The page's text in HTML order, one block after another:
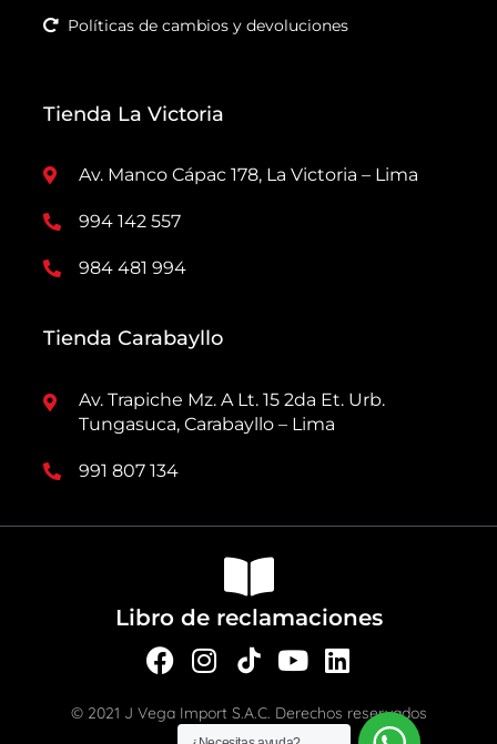
Políticas de cambios y devoluciones
Tienda La Victoria
Av. Manco Cápac 178, La Victoria – Lima
994 142 557
984 481 994
Tienda Carabayllo
Av. Trapiche Mz. A Lt. 15 2da Et. Urb.
Tungasuca, Carabayllo – Lima
991 807 134
Libro de reclamaciones
F
c
I
s
Y
u
L
n
© 2021 J Vega Import S.A.C. Derechos reservados